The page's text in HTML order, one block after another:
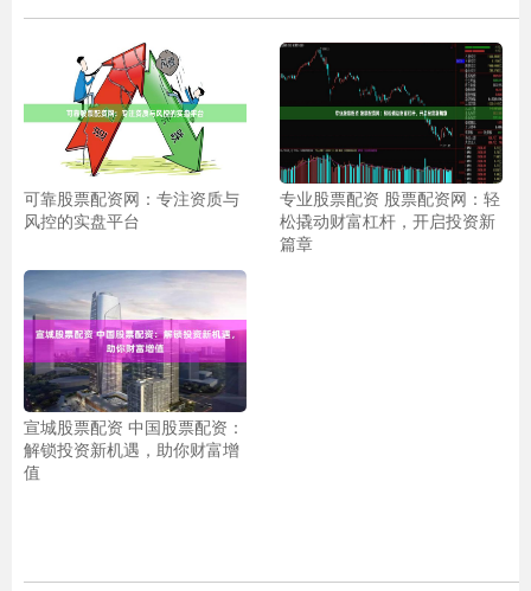
可靠股票配资网：专注资质与
风控的实盘平台
专业股票配资 股票配资网：轻
松撬动财富杠杆，开启投资新
篇章
宣城股票配资 中国股票配资：
解锁投资新机遇，助你财富增
值